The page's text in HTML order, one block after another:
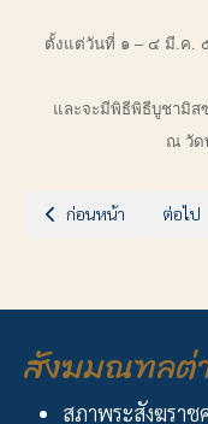
ตั้งแต่วันที่ ๑ – ๔ มี.ค.
และจะมีพิธีพิธีบูชามิส
ณ วัด
เนื้อหาก่อนหน้า: พิธีปลง
ก่อนหน้า เนื้อห
ต่อไป
สังฆมณฑลต่า
สภาพระสังฆรา